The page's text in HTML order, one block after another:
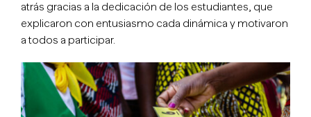
atrás gracias a la dedicación de los estudiantes, que
explicaron con entusiasmo cada dinámica y motivaron
a todos a participar.